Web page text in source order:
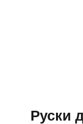
Руски